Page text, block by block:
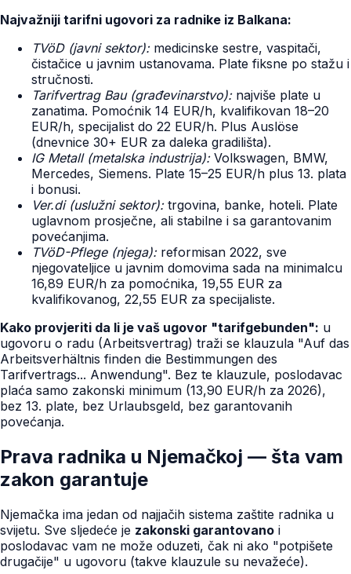
Najvažniji tarifni ugovori za radnike iz Balkana:
TVöD (javni sektor):medicinske sestre, vaspitači,
čistačice u javnim ustanovama. Plate fiksne po stažu i
stručnosti.
Tarifvertrag Bau (građevinarstvo):najviše plate u
zanatima. Pomoćnik 14 EUR/h, kvalifikovan 18–20
EUR/h, specijalist do 22 EUR/h. Plus Auslöse
(dnevnice 30+ EUR za daleka gradilišta).
IG Metall (metalska industrija):Volkswagen, BMW,
Mercedes, Siemens. Plate 15–25 EUR/h plus 13. plata
i bonusi.
Ver.di (uslužni sektor):trgovina, banke, hoteli. Plate
uglavnom prosječne, ali stabilne i sa garantovanim
povećanjima.
TVöD-Pflege (njega):reformisan 2022, sve
njegovateljice u javnim domovima sada na minimalcu
16,89 EUR/h za pomoćnika, 19,55 EUR za
kvalifikovanog, 22,55 EUR za specijaliste.
Kako provjeriti da li je vaš ugovor "tarifgebunden": u
ugovoru o radu (Arbeitsvertrag) traži se klauzula "Auf das
Arbeitsverhältnis finden die Bestimmungen des
Tarifvertrags... Anwendung". Bez te klauzule, poslodavac
plaća samo zakonski minimum (13,90 EUR/h za 2026),
bez 13. plate, bez Urlaubsgeld, bez garantovanih
povećanja.
Prava radnika u Njemačkoj — šta vam
zakon garantuje
Njemačka ima jedan od najjačih sistema zaštite radnika u
svijetu. Sve sljedeće je zakonski garantovano i
poslodavac vam ne može oduzeti, čak ni ako "potpišete
drugačije" u ugovoru (takve klauzule su nevažeće).